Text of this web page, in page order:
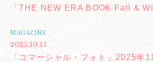
「THE NEW ERA BOOK Fall &
MAGAZINE
2025.10.15
「コマーシャル・フォト」2025年